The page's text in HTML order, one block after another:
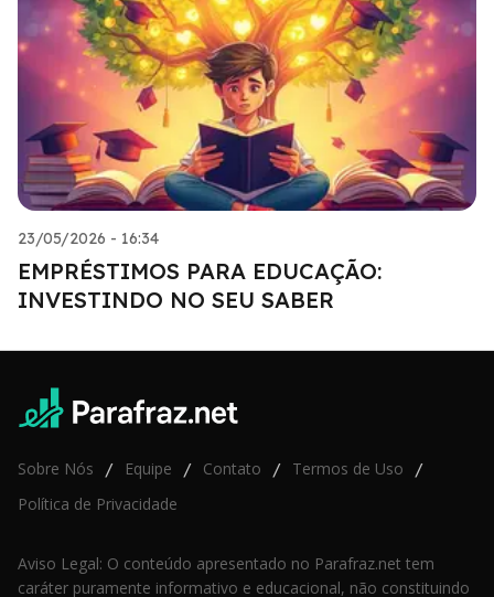
23/05/2026 - 16:34
EMPRÉSTIMOS PARA EDUCAÇÃO:
INVESTINDO NO SEU SABER
Sobre Nós / Equipe / Contato / Termos de Uso /
Política de Privacidade
Aviso Legal: O conteúdo apresentado no Parafraz.net tem
caráter puramente informativo e educacional, não constituindo